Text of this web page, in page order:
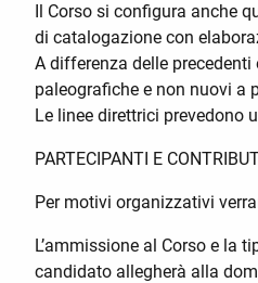
Il Corso si configura anche
di catalogazione con
A differenza delle
paleografiche e non nuovi a
Le linee direttrici prevedono
PARTECIPANTI E
Per motivi organizzativi
L’ammissione al Corso e la
candidato allegherà alla